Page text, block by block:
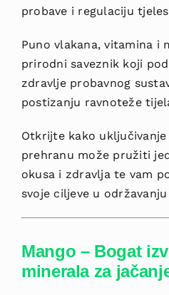
probave i regulaciju
Puno vlakana, vitamina i
prirodni saveznik koji
zdravlje probavnog
postizanju ravnoteže
Otkrijte kako uključivanje
prehranu može pružiti
okusa i zdravlja te vam
svoje ciljeve u
Mango – Bogat
minerala za